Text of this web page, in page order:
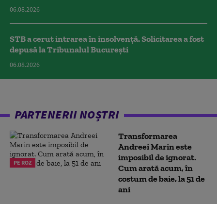
06.08.2026
STB a cerut intrarea în insolvență. Solicitarea a fost
depusă la Tribunalul București
06.08.2026
PARTENERII NOȘTRI
PE ROZ
Transformarea
Andreei Marin este
imposibil de ignorat.
Cum arată acum, în
costum de baie, la 51 de
ani